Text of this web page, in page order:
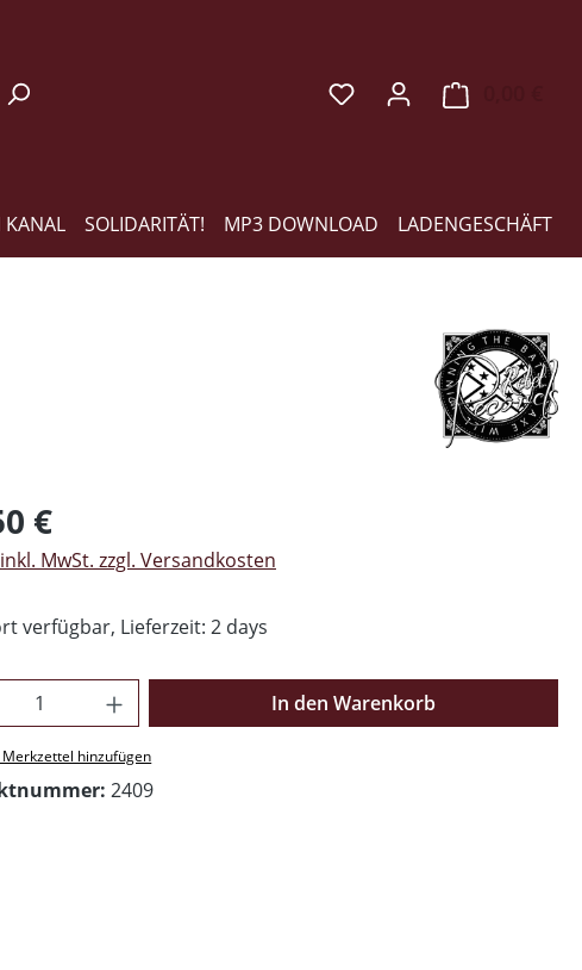
KANAL SOLIDARITÄT! MP3 DOWNLOAD LADENGESCHÄFT
Preis:
€
MwSt. zzgl. Versandkosten
verfügbar, Lieferzeit: 2 days
Anzahl: Gib den gewünschten Wert
In den Warenkorb
hinzufügen
2409